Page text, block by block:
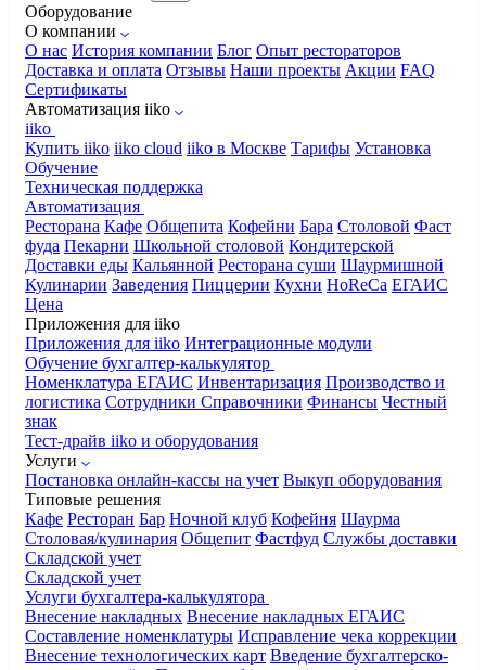
Оборудование
О компании
О нас История компании Блог Опыт рестораторов
Доставка и оплата Отзывы Наши проекты Акции FAQ
Сертификаты
Автоматизация iiko
iiko
Купить iiko iiko cloud iiko в Москве Тарифы Установка
Обучение
Техническая поддержка
Автоматизация
Ресторана Кафе Общепита Кофейни Бара Столовой Фаст
фуда Пекарни Школьной столовой Кондитерской
Доставки еды Кальянной Ресторана суши Шаурмишной
Кулинарии Заведения Пиццерии Кухни HoReCa ЕГАИС
Цена
Приложения для iiko
Приложения для iiko Интеграционные модули
Обучение бухгалтер-калькулятор
Номенклатура ЕГАИС Инвентаризация Производство и
логистика Сотрудники Справочники Финансы Честный
знак
Тест-драйв iiko и оборудования
Услуги
Постановка онлайн-кассы на учет Выкуп оборудования
Типовые решения
Кафе Ресторан Бар Ночной клуб Кофейня Шаурма
Столовая/кулинария Общепит Фастфуд Службы доставки
Складской учет
Складской учет
Услуги бухгалтера-калькулятора
Внесение накладных Внесение накладных ЕГАИС
Составление номенклатуры Исправление чека коррекции
Внесение технологических карт Введение бухгалтерско-